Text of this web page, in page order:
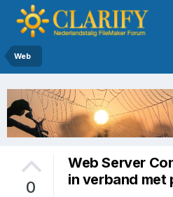
Web
0
Web Server
in verband met